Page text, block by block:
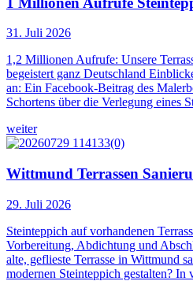
31. Juli 2026
1,2 Millionen Aufrufe: Unsere
begeistert ganz Deutschland
an: Ein Facebook-Beitrag des
Schortens über die Verlegung eines
weiter
Wittmund Terrassen
29. Juli 2026
Steinteppich auf vorhandenen
Vorbereitung, Abdichtung und
alte, geflieste Terrasse in Wittmund
modernen Steinteppich gestalten?